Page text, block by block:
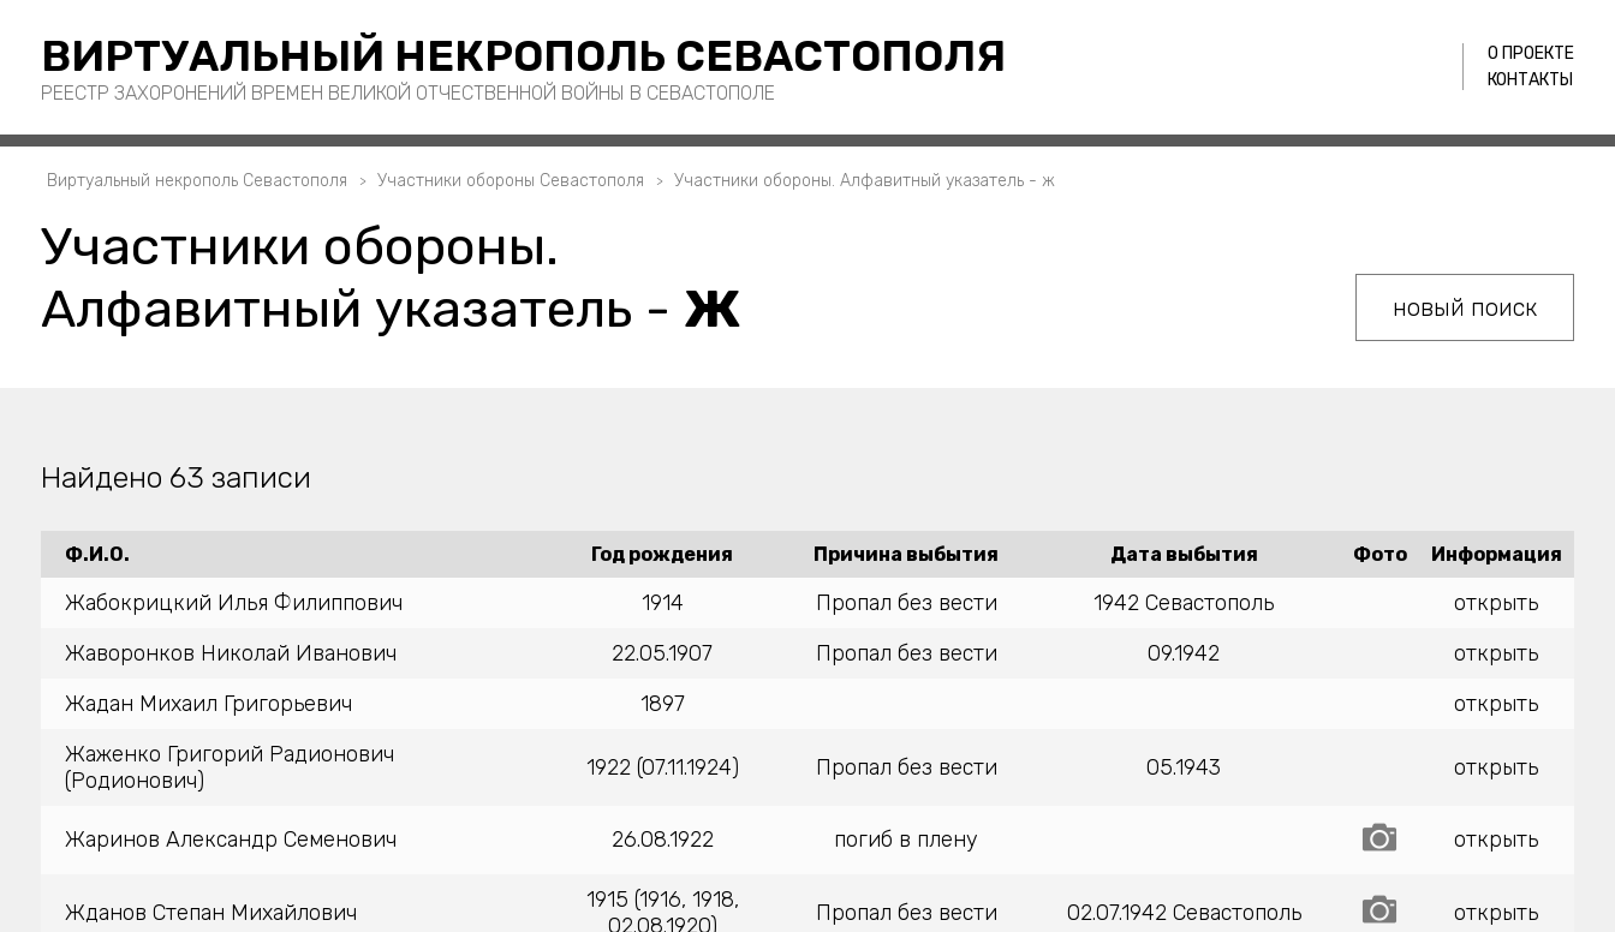
ВИРТУАЛЬНЫЙ НЕКРОПОЛЬ СЕВАСТОПОЛЯ
РЕЕСТР ЗАХОРОНЕНИЙ ВРЕМЕН ВЕЛИКОЙ ОТЧЕСТВЕННОЙ ВОЙНЫ В СЕВАСТОПОЛЕ
О ПРОЕКТЕ
КОНТАКТЫ
Виртуальный некрополь Севастополя Участники обороны Севастополя Участники обороны. Алфавитный указатель - ж
Участники обороны.
Алфавитный указатель - Ж новый поиск
Найдено 63 записи
Ф.И.О. Год рождения Причина выбытия Дата выбытия Фото Информация
Жабокрицкий Илья Филиппович 1914 Пропал без вести 1942 Севастополь
открыть
Жаворонков Николай Иванович
22.05.1907 Пропал без вести 09.1942
открыть
Жадан Михаил Григорьевич
1897
открыть
Жаженко Григорий Радионович
(Родионович)
1922 (07.11.1924) Пропал без вести 05.1943 открыть
Жаринов Александр Семенович 26.08.1922 погиб в плену открыть
Жданов Степан Михайлович
1915 (1916, 1918,
02.08.1920)
Пропал без вести 02.07.1942 Севастополь открыть